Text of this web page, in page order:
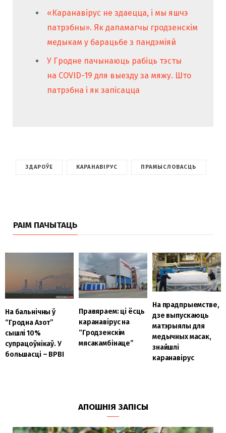
«Каранавірус не здаецца, і мы яшчэ
патрэбны». Як дапамагчы гродзенскім
медыкам у барацьбе з пандэміяй
У Гродне пачынаюць рабіць тэсты
на COVID-19 для выезду за мяжу. Што
патрэбна і як запісацца
ЗДАРОЎЕ КАРАНАВІРУС ПРАМЫСЛОВАСЦЬ
РАІМ ПАЧЫТАЦЬ
На бальнічны ў
“Гродна Азот”
сышлі 10%
супрацоўнікаў. У
большасці – ВРВІ
Правяраем: ці ёсць
каранавірус на
“Гродзенскім
мясакамбінаце”
На прадпрыемстве,
дзе выпускаюць
матэрыялы для
медычных масак,
знайшлі
каранавірус
АПОШНІЯ ЗАПІСЫ